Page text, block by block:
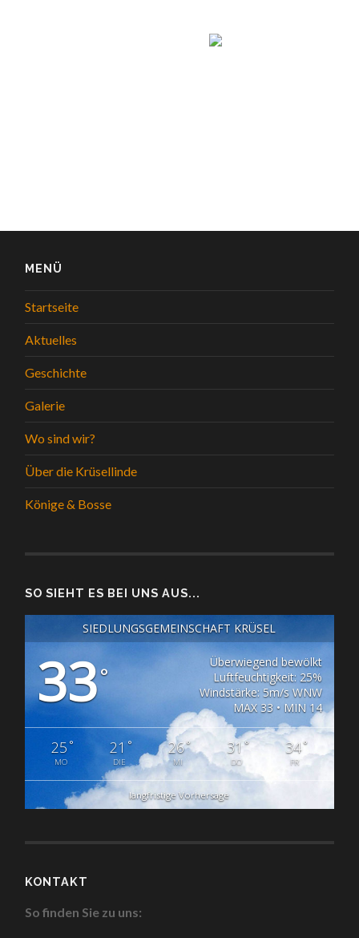
MENÜ
Startseite
Aktuelles
Geschichte
Galerie
Wo sind wir?
Über die Krüsellinde
Könige & Bosse
SO SIEHT ES BEI UNS AUS...
SIEDLUNGSGEMEINSCHAFT KRÜSEL
33°
Überwiegend bewölkt
Luftfeuchtigkeit: 25%
Windstärke: 5m/s WNW
MAX 33 • MIN 14
25°
MO
21 °
DIE
26°
MI
31°
DO
34°
FR
langfristige Vorhersage
KONTAKT
So finden Sie zu uns: